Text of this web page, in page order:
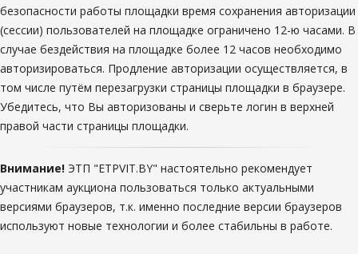
безопасности работы площадки время сохранения авторизации
(сессии) пользователей на площадке ограничено 12-ю часами. В
случае бездействия на площадке более 12 часов необходимо
авторизироваться. Продление авторизации осуществляется, в
том числе путём перезагрузки страницы площадки в браузере.
Убедитесь, что Вы авторизованы и сверьте логин в верхней
правой части страницы площадки.
Внимание! ЭТП "ETPVIT.BY" настоятельно рекомендует
участникам аукциона пользоваться только актуальными
версиями браузеров, т.к. именно последние версии браузеров
используют новые технологии и более стабильны в работе.